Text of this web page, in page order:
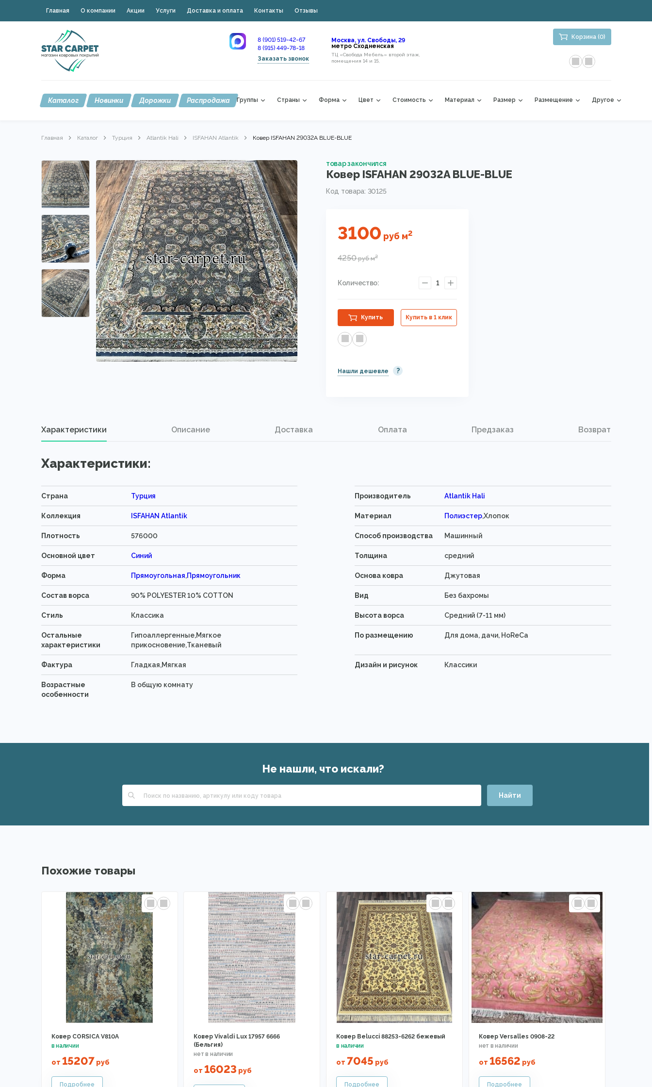
Главная О компании Акции Услуги Доставка и оплата Контакты Отзывы
8 (901) 519-42-67
8 (915) 449-78-18
Заказать звонок
Москва, ул. Свободы, 29
метро Сходненская
ТЦ «Свобода Мебель» второй этаж,
помещения 14 и 15,
Корзина (0)
Каталог Новинки Дорожки Распродажа Группы Страны Форма Цвет Стоимость Материал Размер Размещение Другое
Главная Каталог Турция Atlantik Hali ISFAHAN Atlantik Ковер ISFAHAN 29032A BLUE-BLUE
товар закончился
Ковер ISFAHAN 29032A BLUE-BLUE
Код товара: 30125
3100 руб м2
4250рубм2
Количество: 1
Купить Купить в 1 клик
Нашли дешевле ?
Характеристики Описание Доставка Оплата Предзаказ Возврат
Характеристики:
Страна Турция Производитель Atlantik Hali
Коллекция ISFAHAN Atlantik Материал Полиэстер,Хлопок
Плотность 576000 Способ производства Машинный
Основной цвет Синий Толщина средний
Форма Прямоугольная,Прямоугольник Основа ковра Джутовая
Состав ворса 90% POLYESTER 10% COTTON Вид Без бахромы
Стиль Классика Высота ворса Средний (7-11 мм)
Остальные
характеристики
Гипоаллергенные,Мягкое
прикосновение,Тканевый
По размещению Для дома, дачи, HoReCa
Фактура Гладкая,Мягкая Дизайн и рисунок Классики
Возрастные
особенности
В общую комнату
Не нашли, что искали?
Найти
Похожие товары
Ковер CORSICA V810A
от 15207 руб
Ковер Vivaldi Lux 17957 6666
(Бельгия)
от 16023 руб
Ковер Belucci 88253-6262 бежевый
от 7045 руб
Ковер Versalles 0908-22
от 16562 руб